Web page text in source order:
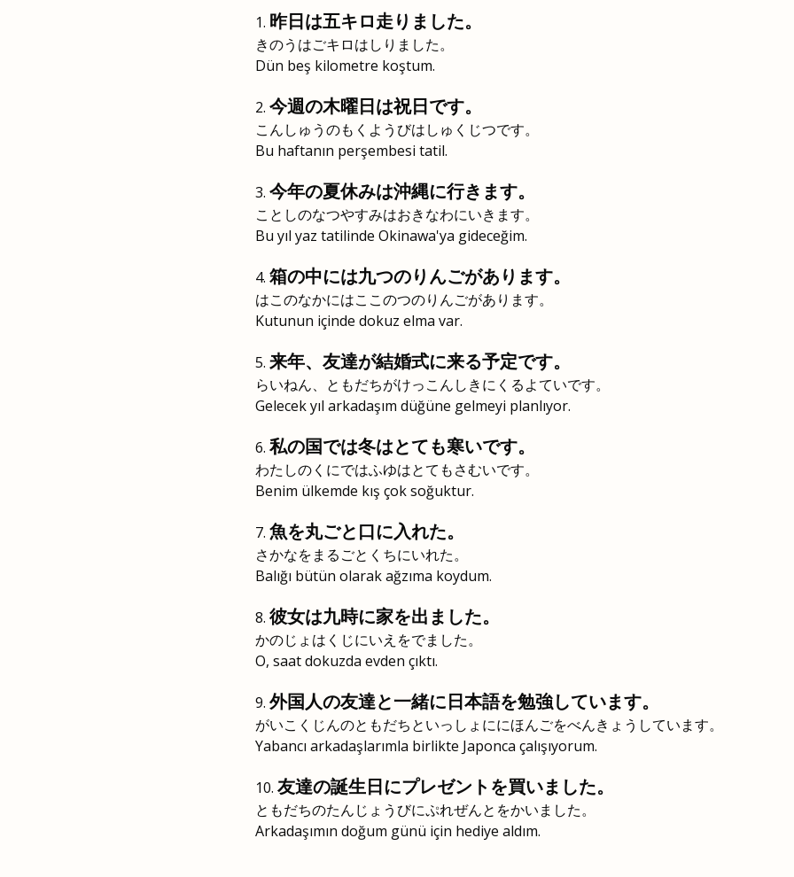
昨日は五キロ走りました。
きのうはごキロはしりました。
Dün beş kilometre koştum.
今週の木曜日は祝日です。
こんしゅうのもくようびはしゅくじつです。
Bu haftanın perşembesi tatil.
今年の夏休みは沖縄に行きます。
ことしのなつやすみはおきなわにいきます。
Bu yıl yaz tatilinde Okinawa'ya gideceğim.
箱の中には九つのりんごがあります。
はこのなかにはここのつのりんごがあります。
Kutunun içinde dokuz elma var.
来年、友達が結婚式に来る予定です。
らいねん、ともだちがけっこんしきにくるよていです。
Gelecek yıl arkadaşım düğüne gelmeyi planlıyor.
私の国では冬はとても寒いです。
わたしのくにではふゆはとてもさむいです。
Benim ülkemde kış çok soğuktur.
魚を丸ごと口に入れた。
さかなをまるごとくちにいれた。
Balığı bütün olarak ağzıma koydum.
彼女は九時に家を出ました。
かのじょはくじにいえをでました。
O, saat dokuzda evden çıktı.
外国人の友達と一緒に日本語を勉強しています。
がいこくじんのともだちといっしょににほんごをべんきょうしています。
Yabancı arkadaşlarımla birlikte Japonca çalışıyorum.
友達の誕生日にプレゼントを買いました。
ともだちのたんじょうびにぷれぜんとをかいました。
Arkadaşımın doğum günü için hediye aldım.